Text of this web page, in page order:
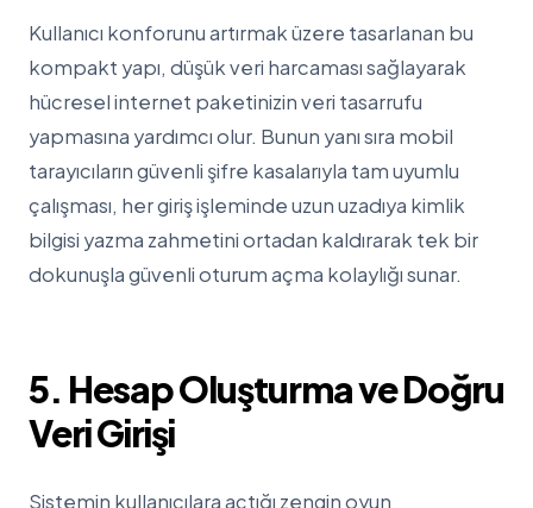
Kullanıcı konforunu artırmak üzere tasarlanan bu
kompakt yapı, düşük veri harcaması sağlayarak
hücresel internet paketinizin veri tasarrufu
yapmasına yardımcı olur. Bunun yanı sıra mobil
tarayıcıların güvenli şifre kasalarıyla tam uyumlu
çalışması, her giriş işleminde uzun uzadıya kimlik
bilgisi yazma zahmetini ortadan kaldırarak tek bir
dokunuşla güvenli oturum açma kolaylığı sunar.
5. Hesap Oluşturma ve Doğru
Veri Girişi
Sistemin kullanıcılara açtığı zengin oyun